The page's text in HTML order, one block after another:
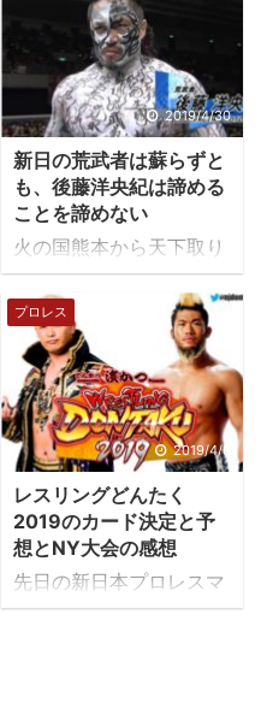
2019/4/30
新日の荒武者は蘇らずと
も、後藤洋央紀は諦める
ことを諦めない
火の国熊本から天下取り
のために組まれたスペシ
ャルシングルマッチ「後
藤洋央紀vsジェイ・ホワ
イト」。 後藤は海外武者
修行から帰ってきてG1ク
ライマックス初出場初制
覇、ニュージャパンカッ
プを3度制覇しているに
もかかわらず、IWGPヘ
ビー級王者には8度挑戦
して無戴冠です。 後藤が
CHAOSに入って早3年ほ
プロレス
2019/4/8
レスリングどんたく
2019のカード決定と予
想とNY大会の感想
先日の新日本プロレスマ
ディソン・スクエア・ガ